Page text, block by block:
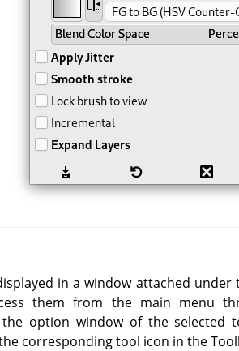
in a window attached
them from the main menu
option window of the selected
corresponding tool icon in the